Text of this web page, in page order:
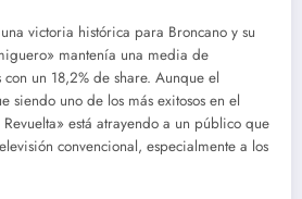
victoria histórica para Broncano y su
mantenía una media de
un 18,2% de share. Aunque el
siendo uno de los más exitosos en el
está atrayendo a un público que
convencional, especialmente a los